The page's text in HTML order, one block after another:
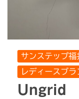
サンステップ福
レディースブ
Ungrid